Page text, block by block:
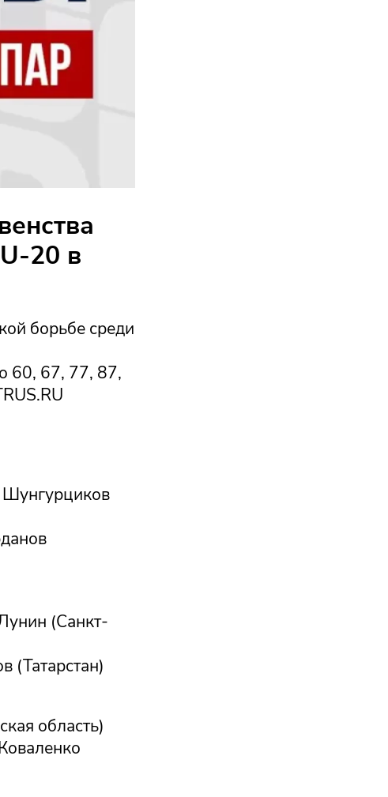
20 в
борьбе среди
60, 67, 77, 87,
(Санкт-
(Татарстан)
область)